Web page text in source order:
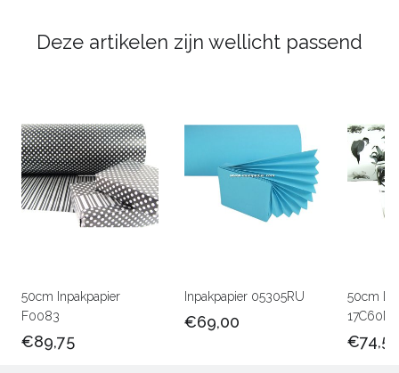
Deze artikelen zijn wellicht passend
50cm Inpakpapier
F0083
€89,75
Inpakpapier 05305RU
€69,00
50cm
€74,50